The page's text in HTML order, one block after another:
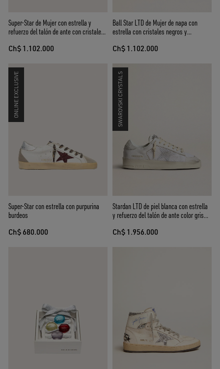
Super-Star de Mujer con estrella y
refuerzo del talón de ante con cristales
Ch$ 1.102.000
Ball Star LTD de Mujer de napa con
estrella con cristales negros y
Ch$ 1.102.000
ONLINE EXCLUSIVE
Super-Star con estrella con purpurina
burdeos
Ch$ 680.000
SWAROVSKI CRYSTALS
Stardan LTD de piel blanca con estrella
y refuerzo del talón de ante color gris
Ch$ 1.956.000